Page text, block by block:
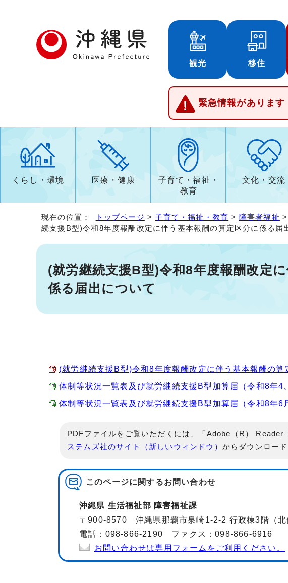
観光 移住
緊急情報があります
くらし・環境 医療・健康
子育て・福祉・
教育
文化・交流
現在の位置： トップページ >子育て・福祉・教育 > 障害者福祉
続支援B型)令和8年度報酬改定に伴う基本報酬の算定区分に係る届
(就労継続支援B型)令和8年度報酬改定
係る届出について
(就労継続支援B型)令和8年度報酬改定に伴う基本報酬の
体制等状況一覧表及び就労継続支援B型加算届（令和8年4
体制等状況一覧表及び就労継続支援B型加算届（令和8年6
PDFファイルをご覧いただくには、「Adobe（R） Reader
ステムズ社のサイト（新しいウィンドウ） からダウンロー
このページに関するお問い合わせ
沖縄県 生活福祉部 障害福祉課
〒900-8570 沖縄県那覇市泉崎1-2-2 行政棟3階（北
電話：098-866-2190 ファクス：098-866-6916
お問い合わせは専用フォームをご利用ください。